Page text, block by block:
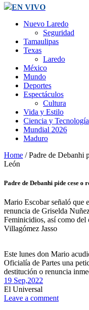
EN VIVO
Nuevo Laredo
Seguridad
Tamaulipas
Texas
Laredo
México
Mundo
Deportes
Espectáculos
Cultura
Vida y Estilo
Ciencia y Tecnología
Mundial 2026
Maduro
Home / Padre de Debanhi
León
Padre de Debanhi pide cese o
Mario Escobar señaló que
renuncia de Griselda
Feminicidios, así como
Villagómez Jasso
Este lunes don Mario
Oficialía de Partes una
destitución o renuncia
19 Sep,2022
El Universal
Leave a comment